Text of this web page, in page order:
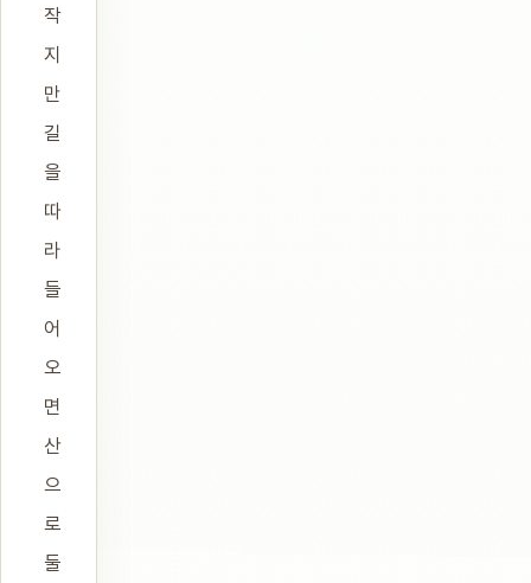
작
지
만
길
을
따
라
들
어
오
면
산
으
로
둘